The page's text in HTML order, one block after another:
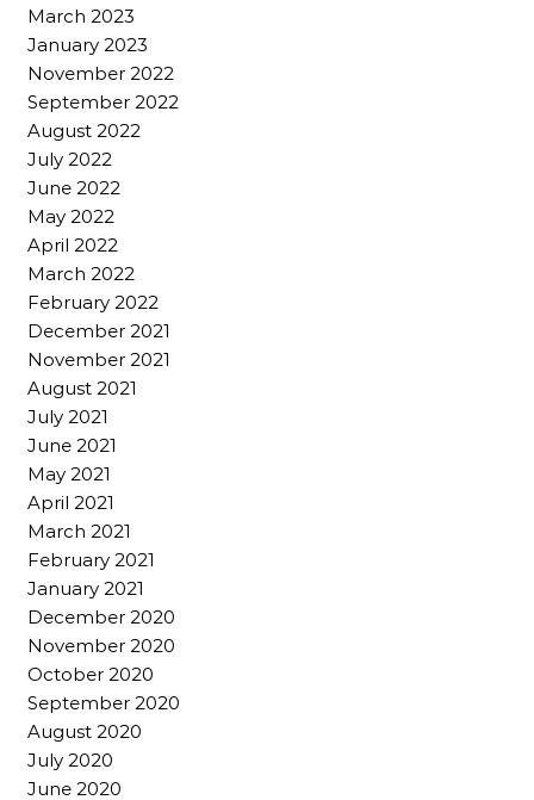
March 2023
January 2023
November 2022
September 2022
August 2022
July 2022
June 2022
May 2022
April 2022
March 2022
February 2022
December 2021
November 2021
August 2021
July 2021
June 2021
May 2021
April 2021
March 2021
February 2021
January 2021
December 2020
November 2020
October 2020
September 2020
August 2020
July 2020
June 2020